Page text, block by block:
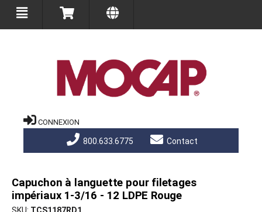
CONNEXION
800.633.6775 Contact
Capuchon à languette pour filetages
impériaux 1-3/16 - 12 LDPE Rouge